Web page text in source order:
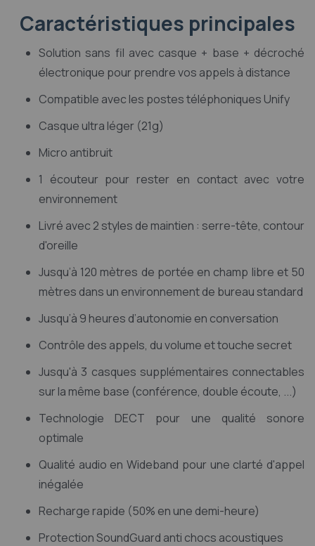
Caractéristiques principales
Solution sans fil avec casque + base + décroché
électronique pour prendre vos appels à distance
Compatible avec les postes téléphoniques Unify
Casque ultra léger (21g)
Micro antibruit
1 écouteur pour rester en contact avec votre
environnement
Livré avec 2 styles de maintien : serre-tête, contour
d'oreille
Jusqu’à 120 mètres de portée en champ libre et 50
mètres dans un environnement de bureau standard
Jusqu’à 9 heures d’autonomie en conversation
Contrôle des appels, du volume et touche secret
Jusqu'à 3 casques supplémentaires connectables
sur la même base (conférence, double écoute, ...)
Technologie DECT pour une qualité sonore
optimale
Qualité audio en Wideband pour une clarté d'appel
inégalée
Recharge rapide (50% en une demi-heure)
Protection SoundGuard anti chocs acoustiques